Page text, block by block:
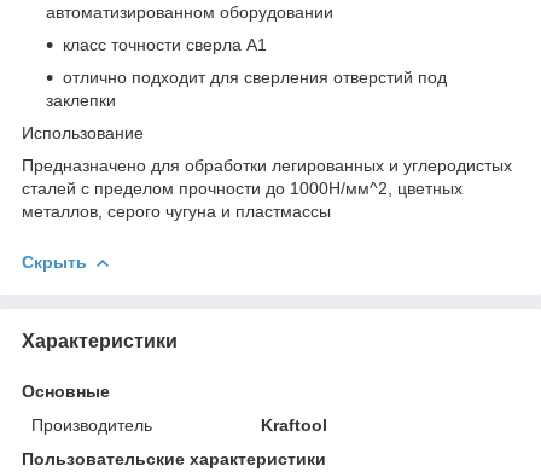
автоматизированном оборудовании
класс точности сверла А1
отлично подходит для сверления отверстий под
заклепки
Использование
Предназначено для обработки легированных и углеродистых
сталей с пределом прочности до 1000Н/мм^2, цветных
металлов, серого чугуна и пластмассы
Скрыть
Характеристики
Основные
Производитель
Kraftool
Пользовательские характеристики